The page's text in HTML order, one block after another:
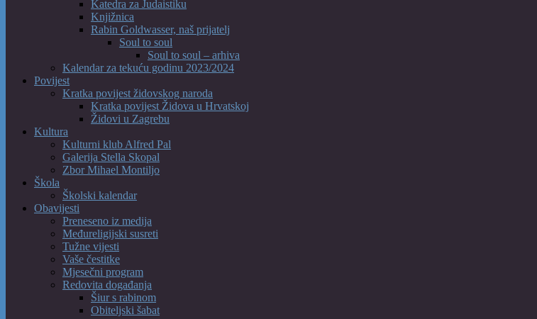
Katedra za Judaistiku
Knjižnica
Rabin Goldwasser, naš prijatelj
Soul to soul
Soul to soul – arhiva
Kalendar za tekuću godinu 2023/2024
Povijest
Kratka povijest židovskog naroda
Kratka povijest Židova u Hrvatskoj
Židovi u Zagrebu
Kultura
Kulturni klub Alfred Pal
Galerija Stella Skopal
Zbor Mihael Montiljo
Škola
Školski kalendar
Obavijesti
Preneseno iz medija
Međureligijski susreti
Tužne vijesti
Vaše čestitke
Mjesečni program
Redovita događanja
Šiur s rabinom
Obiteljski šabat